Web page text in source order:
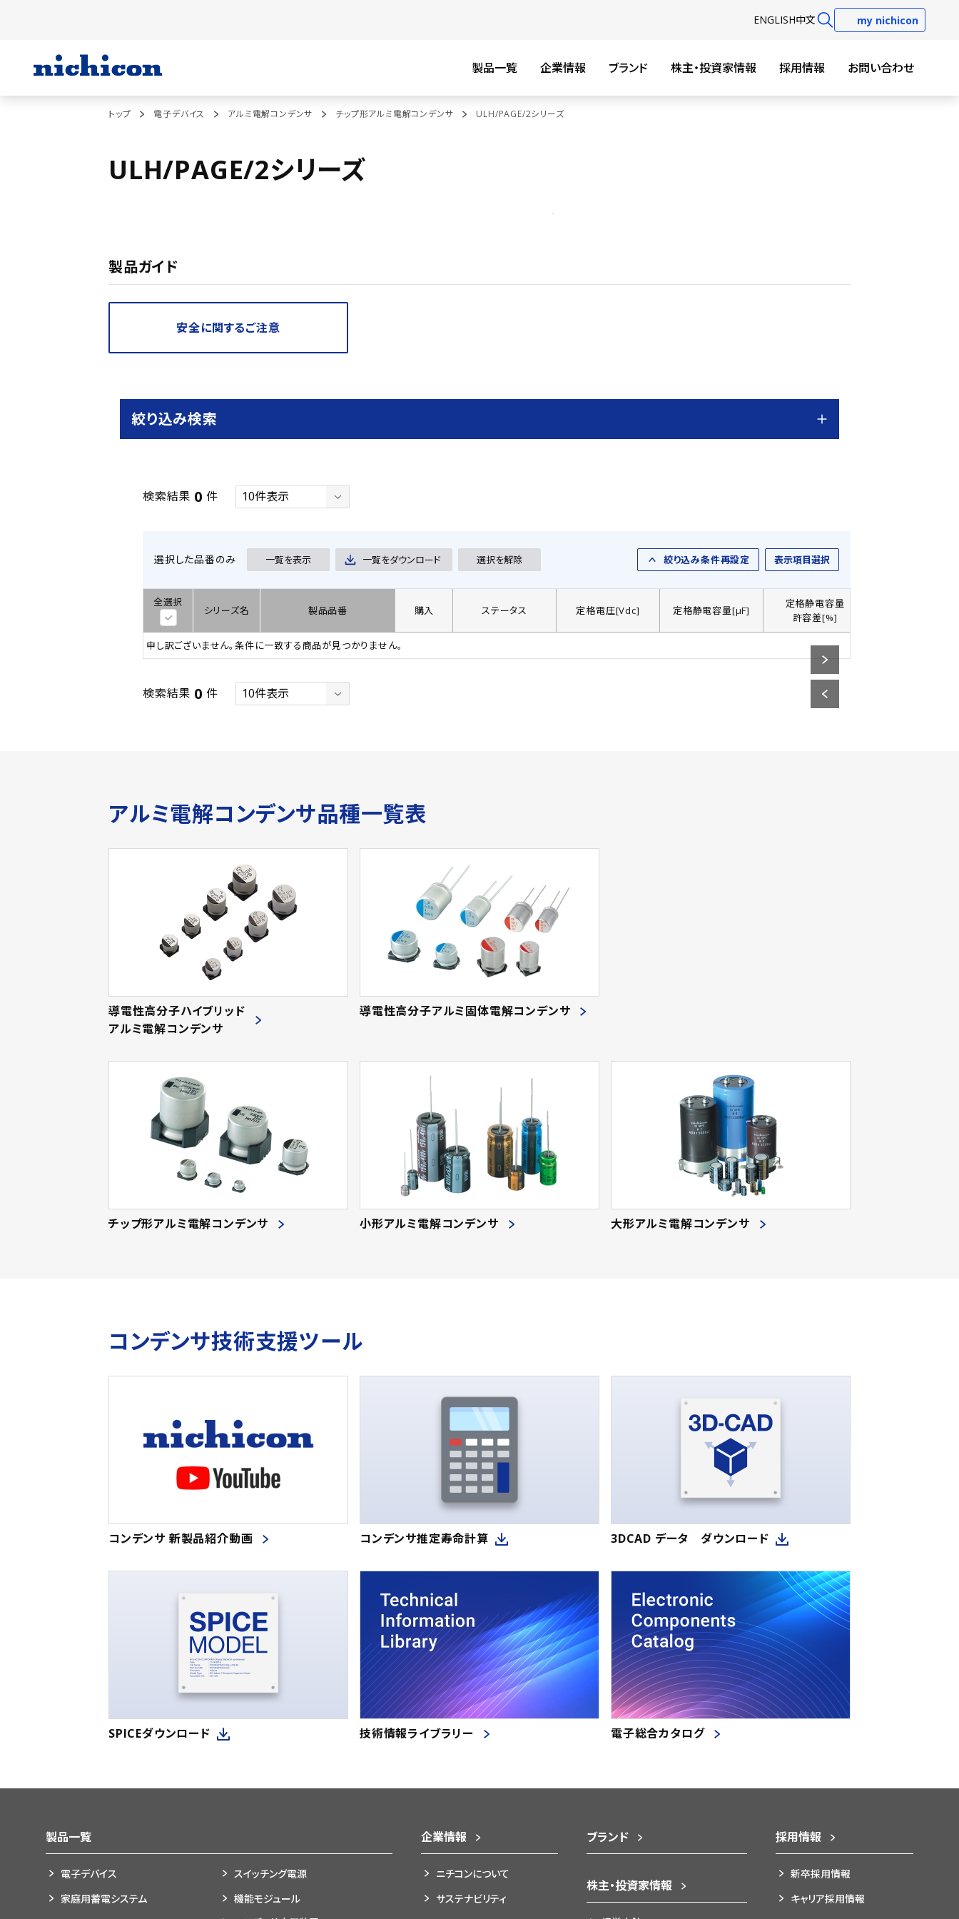
ENGLISH中文 my nichicon
製品一覧 企業情報 ブランド 株主・投資家情報 採用情報 お問い合わせ
トップ 電子デバイス アルミ電解コンデンサ チップ形アルミ電解コンデンサ ULH/PAGE/2シリーズ
ULH/PAGE/2シリーズ
製品ガイド
安全に関するご注意
絞り込み検索
検索結果 0 件
選択した品番のみ 一覧を表示 一覧をダウンロード 選択を解除 絞り込み条件再設定 表示項目選択
全選択
シリーズ名 製品品番 購入 ステータス 定格電圧[Vdc] 定格静電容量[µF]
定格静電容量
許容差[%]
申し訳ございません。条件に一致する商品が見つかりません。
検索結果 0 件
アルミ電解コンデンサ品種一覧表
導電性高分子ハイブリッド
アルミ電解コンデンサ
導電性高分子アルミ固体電解コンデンサ
チップ形アルミ電解コンデンサ 小形アルミ電解コンデンサ 大形アルミ電解コンデンサ
コンデンサ技術支援ツール
コンデンサ 新製品紹介動画 コンデンサ推定寿命計算 3DCAD データ ダウンロード
SPICEダウンロード 技術情報ライブラリー 電子総合カタログ
製品一覧
電子デバイス
家庭用蓄電システム
スイッチング電源
機能モジュール
企業情報
ニチコンについて
サステナビリティ
ブランド
株主・投資家情報
採用情報
新卒採用情報
キャリア採用情報